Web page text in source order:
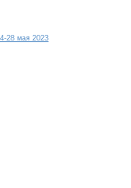
28 мая 2023